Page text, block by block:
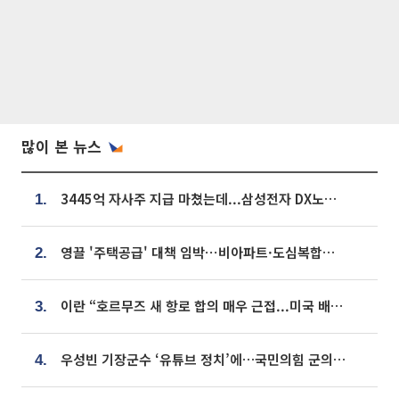
많이 본 뉴스
1. 3445억 자사주 지급 마쳤는데...삼성전자 DX노조, 뒤늦은 '떼쓰기 집회'
2. 영끌 '주택공급' 대책 임박⋯비아파트·도심복합까지 총동원
3. 이란 “호르무즈 새 항로 합의 매우 근접...미국 배상 먼저”
4. 우성빈 기장군수 ‘유튜브 정치’에…국민의힘 군의원들 집단 반발